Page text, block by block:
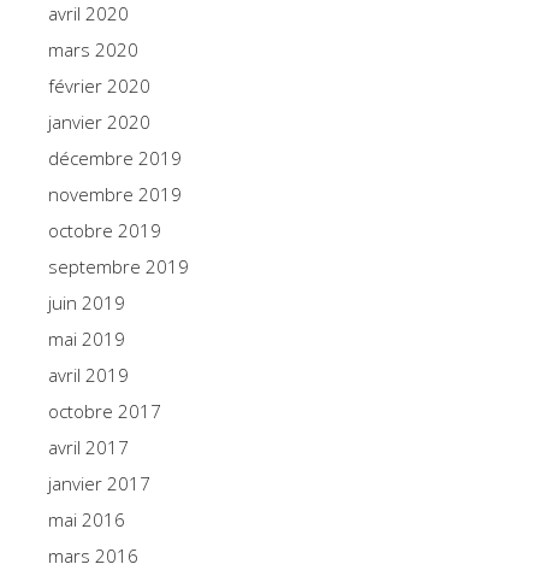
avril 2020
mars 2020
février 2020
janvier 2020
décembre 2019
novembre 2019
octobre 2019
septembre 2019
juin 2019
mai 2019
avril 2019
octobre 2017
avril 2017
janvier 2017
mai 2016
mars 2016